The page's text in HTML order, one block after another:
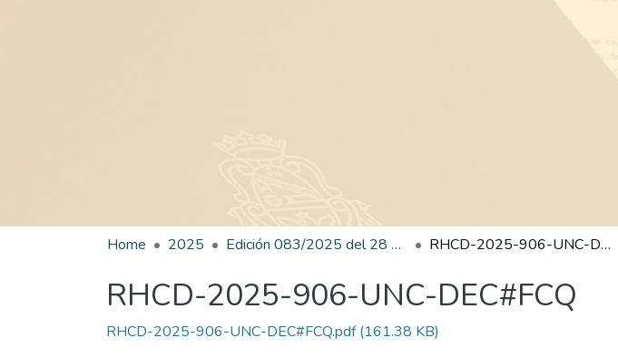
Home 2025 Edición 083/2025 del 28 de octubre de 2025 RHCD-2025-906-UNC-DEC#FCQ
RHCD-2025-906-UNC-DEC#FCQ
RHCD-2025-906-UNC-DEC#FCQ.pdf(161.38 KB)